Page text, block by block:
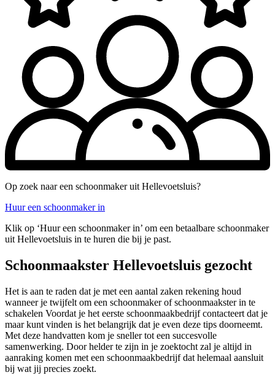
Op zoek naar een schoonmaker uit Hellevoetsluis?
Huur een schoonmaker in
Klik op ‘Huur een schoonmaker in’ om een betaalbare schoonmaker
uit Hellevoetsluis in te huren die bij je past.
Schoonmaakster Hellevoetsluis gezocht
Het is aan te raden dat je met een aantal zaken rekening houd
wanneer je twijfelt om een schoonmaker of schoonmaakster in te
schakelen Voordat je het eerste schoonmaakbedrijf contacteert dat je
maar kunt vinden is het belangrijk dat je even deze tips doorneemt.
Met deze handvatten kom je sneller tot een succesvolle
samenwerking. Door helder te zijn in je zoektocht zal je altijd in
aanraking komen met een schoonmaakbedrijf dat helemaal aansluit
bij wat jij precies zoekt.